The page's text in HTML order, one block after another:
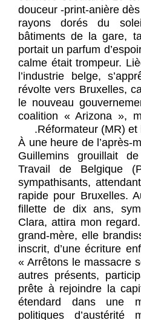
douceur -print-anière
rayons dorés du
bâtiments de la gare,
portait un parfum
calme était trompeur.
l’industrie belge,
révolte vers Bruxelles,
le nouveau
coalition « Arizona »,
Réformateur (MR) et
À une heure de l’après-
Guillemins grouillait
Travail de Belgique
sympathisants,
rapide pour Bruxelles.
fillette de dix ans,
Clara, attira mon
grand-mère, elle
inscrit, d’une écriture
« Arrêtons le massacre
autres présents,
prête à rejoindre la
étendard dans une
politiques d’austérité